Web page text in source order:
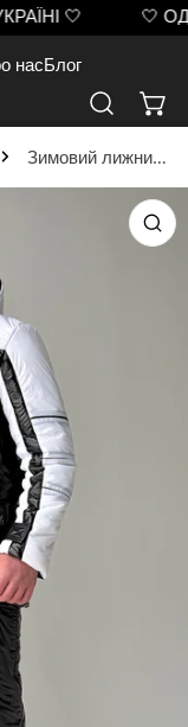
🤍 🤍
насБлог
Зимовий лижний костюм FREYA чорний